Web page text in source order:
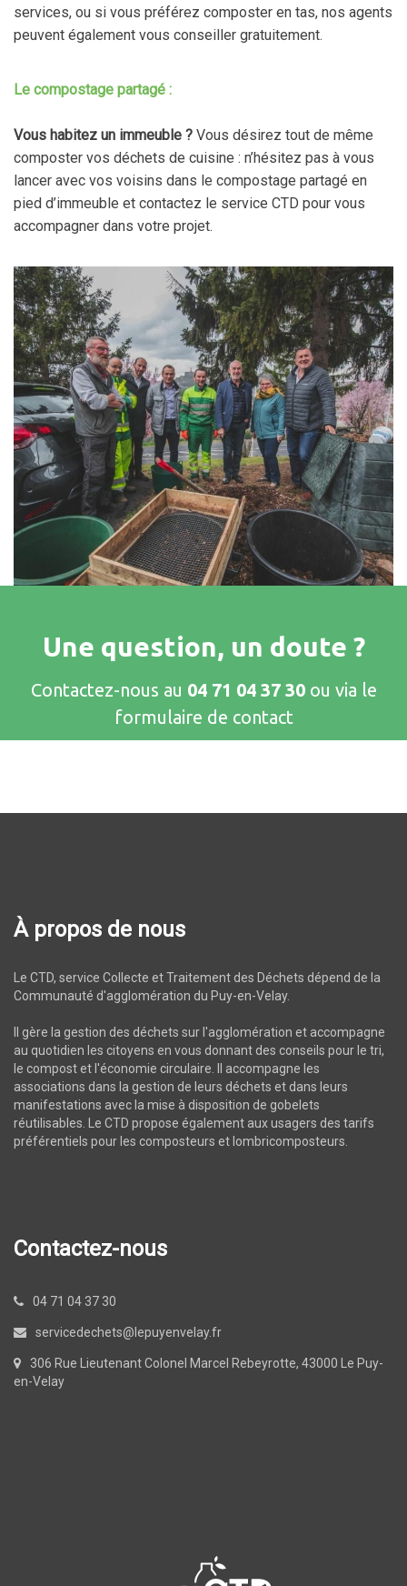
services, ou si vous préférez composter en tas, nos agents
peuvent également vous conseiller gratuitement.
Le compostage partagé :
Vous habitez un immeuble ? Vous désirez tout de même
composter vos déchets de cuisine : n’hésitez pas à vous
lancer avec vos voisins dans le compostage partagé en
pied d’immeuble et contactez le service CTD pour vous
accompagner dans votre projet.
Une question, un doute ?
Contactez-nous au 04 71 04 37 30 ou via le
formulaire de contact
À propos de nous
Le CTD, service Collecte et Traitement des Déchets dépend de la
Communauté d'agglomération du Puy-en-Velay.
Il gère la gestion des déchets sur l'agglomération et accompagne
au quotidien les citoyens en vous donnant des conseils pour le tri,
le compost et l'économie circulaire. Il accompagne les
associations dans la gestion de leurs déchets et dans leurs
manifestations avec la mise à disposition de gobelets
réutilisables. Le CTD propose également aux usagers des tarifs
préférentiels pour les composteurs et lombricomposteurs.
Contactez-nous
04 71 04 37 30
servicedechets@lepuyenvelay.fr
306 Rue Lieutenant Colonel Marcel Rebeyrotte, 43000 Le Puy-
en-Velay